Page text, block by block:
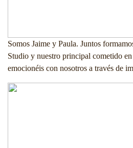
Somos Jaime y Paula. Juntos
Studio y nuestro principal cometido
emocionéis con nosotros a través de